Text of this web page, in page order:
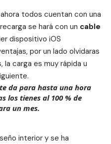
todos cuentan con una
se hará con un cable
dispositivo iOS
por un lado olvidaras
la carga es muy rápida u
da para hasta una hora
los tienes al 100 % de
un mes.
interior y se ha